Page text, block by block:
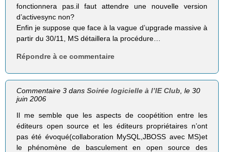
fonctionnera pas.il faut attendre une nouvelle version
d’activesync non?
Enfin je suppose que face à la vague d’upgrade massive à
partir du 30/11, MS détaillera la procédure…
Répondre à ce commentaire
Commentaire 3 dansSoirée logicielle à l’IE Club , le 30
juin 2006
Il me semble que les aspects de coopétition entre les
éditeurs open source et les éditeurs propriétaires n’ont
pas été évoqué(collaboration MySQL,JBOSS avec MS)et
le phénomène de basculement en open source des